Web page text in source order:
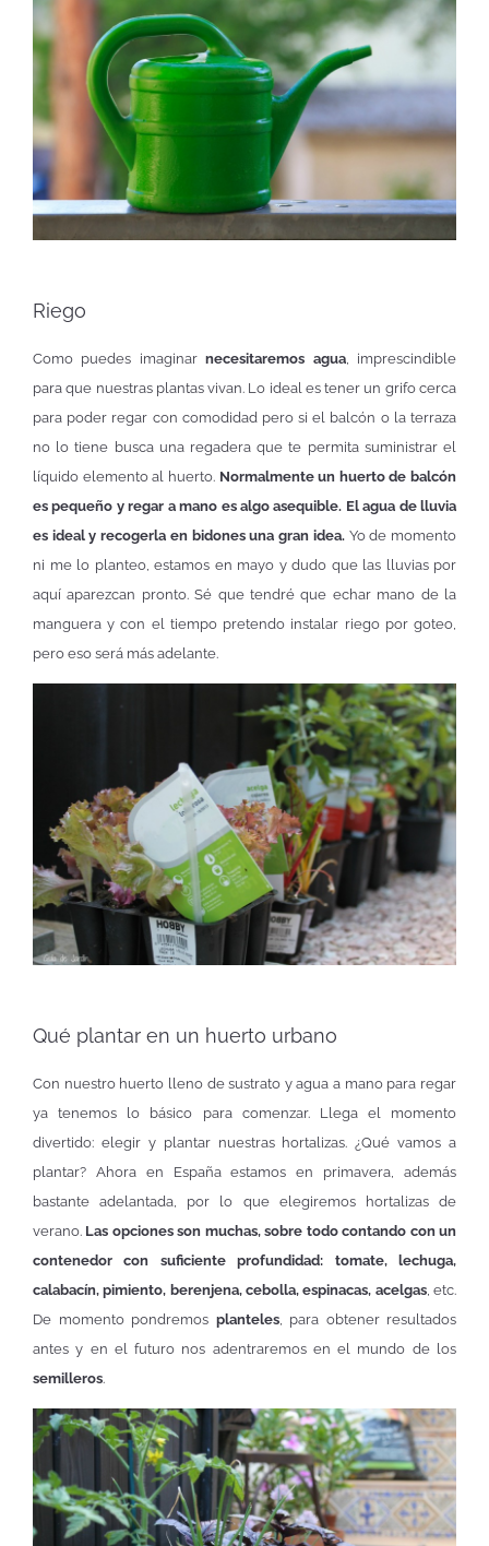
Riego
Como puedes imaginarnecesitaremos agua, imprescindible
para que nuestras plantas vivan. Lo ideal es tener un grifo cerca
para poder regar con comodidad pero si el balcón o la terraza
no lo tiene busca una regadera que te permita suministrar el
líquido elemento al huerto. Normalmente un huerto de balcón
es pequeño y regar a mano es algo asequible. El agua de lluvia
es ideal y recogerla en bidones una gran idea.Yo de momento
ni me lo planteo, estamos en mayo y dudo que las lluvias por
aquí aparezcan pronto. Sé que tendré que echar mano de la
manguera y con el tiempo pretendo instalar riego por goteo,
pero eso será más adelante.
Qué plantar en un huerto urbano
Con nuestro huerto lleno de sustrato y agua a mano para regar
ya tenemos lo básico para comenzar. Llega el momento
divertido: elegir y plantar nuestras hortalizas. ¿Qué vamos a
plantar? Ahora en España estamos en primavera, además
bastante adelantada, por lo que elegiremos hortalizas de
verano. Las opciones son muchas, sobre todo contando con un
contenedor con suficiente profundidad: tomate, lechuga,
calabacín, pimiento, berenjena, cebolla, espinacas, acelgas, etc.
De momento pondremos planteles, para obtener resultados
antes y en el futuro nos adentraremos en el mundo de los
semilleros.